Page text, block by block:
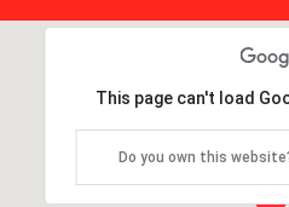
This page can't load
Do you own this